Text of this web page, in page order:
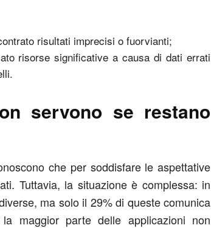
risultati imprecisi o fuorvianti;
risorse significative a causa di dati errati
servono se restano
che per soddisfare le aspettative
Tuttavia, la situazione è complessa: in
ma solo il 29% di queste comunica
maggior parte delle applicazioni non